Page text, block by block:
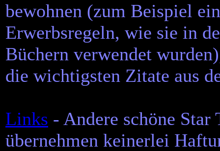
bewohnen (zum Beispiel
Erwerbsregeln, wie sie in
Büchern verwendet
die wichtigsten Zitate aus
Links - Andere schöne
übernehmen keinerlei